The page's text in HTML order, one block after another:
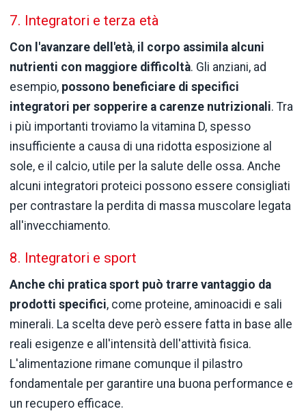
7. Integratori e terza età
Con l'avanzare dell'età, il corpo assimila alcuni
nutrienti con maggiore difficoltà. Gli anziani, ad
esempio, possono beneficiare di specifici
integratori per sopperire a carenze nutrizionali. Tra
i più importanti troviamo la vitamina D, spesso
insufficiente a causa di una ridotta esposizione al
sole, e il calcio, utile per la salute delle ossa. Anche
alcuni integratori proteici possono essere consigliati
per contrastare la perdita di massa muscolare legata
all'invecchiamento.
8. Integratori e sport
Anche chi pratica sport può trarre vantaggio da
prodotti specifici, come proteine, aminoacidi e sali
minerali. La scelta deve però essere fatta in base alle
reali esigenze e all'intensità dell'attività fisica.
L'alimentazione rimane comunque il pilastro
fondamentale per garantire una buona performance e
un recupero efficace.